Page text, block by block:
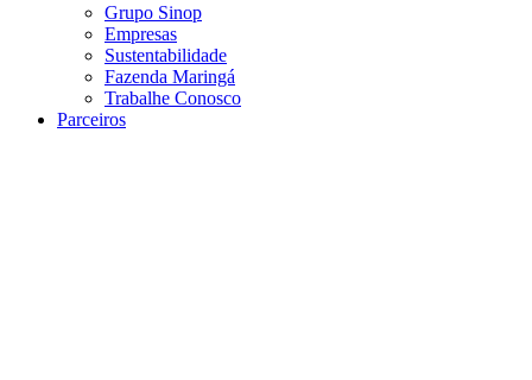
Grupo Sinop
Empresas
Sustentabilidade
Fazenda Maringá
Trabalhe Conosco
Parceiros